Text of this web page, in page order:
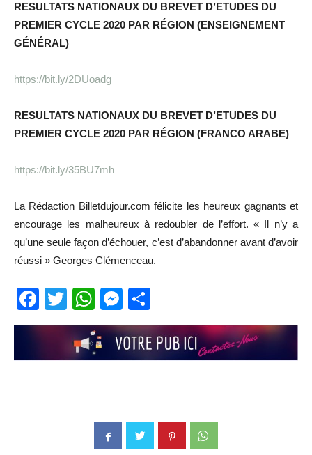
RESULTATS NATIONAUX DU BREVET D’ETUDES DU
PREMIER CYCLE 2020 PAR RÉGION (ENSEIGNEMENT
GÉNÉRAL)
https://bit.ly/2DUoadg
RESULTATS NATIONAUX DU BREVET D’ETUDES DU
PREMIER CYCLE 2020 PAR RÉGION (FRANCO ARABE)
https://bit.ly/35BU7mh
La Rédaction Billetdujour.com félicite les heureux gagnants et
encourage les malheureux à redoubler de l’effort. « Il n’y a
qu’une seule façon d’échouer, c’est d’abandonner avant d’avoir
réussi » Georges Clémenceau.
Facebook
TwitterWhatsApp
Messenger